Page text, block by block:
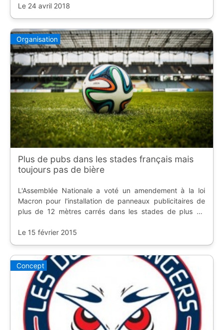
Le 24 avril 2018
Organisation
Plus de pubs dans les stades français mais
toujours pas de bière
L'Assemblée Nationale a voté un amendement à la loi
Macron pour l'installation de panneaux publicitaires de
plus de 12 mètres carrés dans les stades de plus de
Le 15 février 2015
Concept